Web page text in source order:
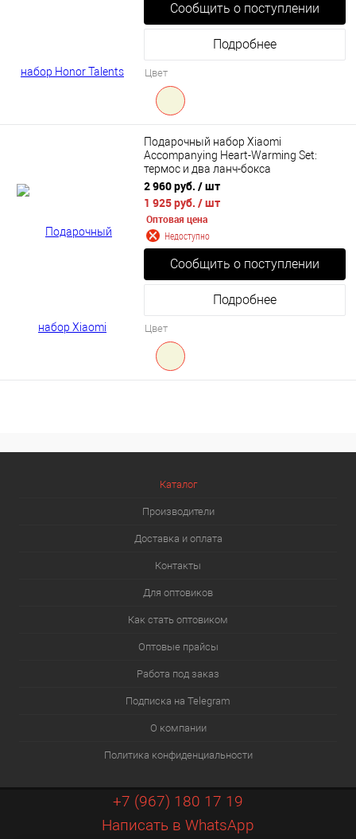
Сообщить о поступлении
Подробнее
Цвет
Подарочный набор Xiaomi
Accompanying Heart-Warming Set:
термос и два ланч-бокса
2 960 руб. / шт
1 925 руб. / шт
Оптовая цена
Недоступно
Сообщить о поступлении
Подробнее
Цвет
Каталог
Производители
Доставка и оплата
Контакты
Для оптовиков
Как стать оптовиком
Оптовые прайсы
Работа под заказ
Подписка на Telegram
О компании
Политика конфиденциальности
+7 (967) 180 17 19
Написать в WhatsApp